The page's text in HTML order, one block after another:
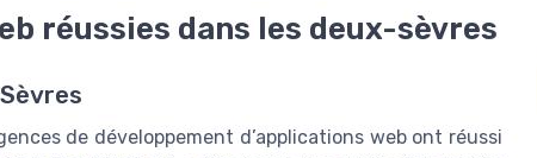
réussies dans les deux-sèvres
de développement d’applications web ont réussi